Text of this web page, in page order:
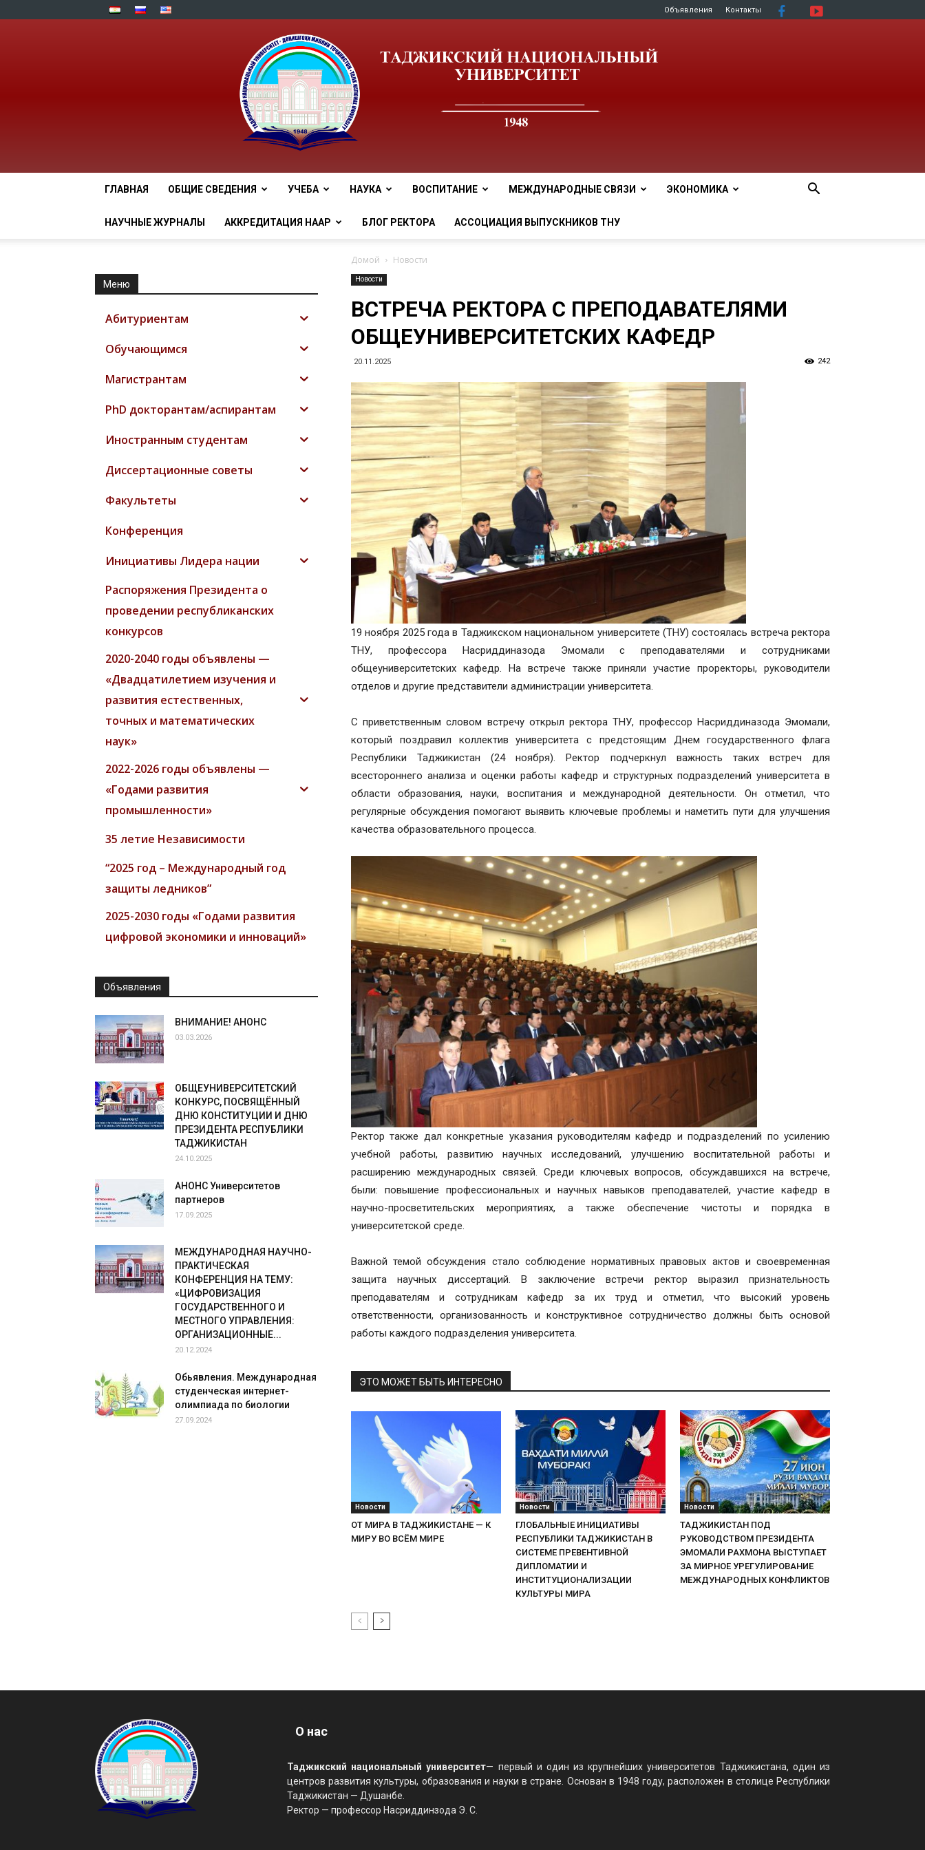
Объявления Контакты
tnu
ГЛАВНАЯ ОБЩИЕ СВЕДЕНИЯ УЧЕБА НАУКА ВОСПИТАНИЕ МЕЖДУНАРОДНЫЕ СВЯЗИ ЭКОНОМИКА
НАУЧНЫЕ ЖУРНАЛЫ АККРЕДИТАЦИЯ НААР БЛОГ РЕКТОРА АССОЦИАЦИЯ ВЫПУСКНИКОВ ТНУ
Домой Новости
Новости
ВСТРЕЧА РЕКТОРА С ПРЕПОДАВАТЕЛЯМИ
ОБЩЕУНИВЕРСИТЕТСКИХ КАФЕДР
20.11.2025 242
19 ноября 2025 года в Таджикском национальном университете (ТНУ) состоялась встреча ректора
ТНУ, профессора Насриддиназода Эмомали с преподавателями и сотрудниками
общеуниверситетских кафедр. На встрече также приняли участие проректоры, руководители
отделов и другие представители администрации университета.
С приветственным словом встречу открыл ректора ТНУ, профессор Насриддиназода Эмомали,
который поздравил коллектив университета с предстоящим Днем государственного флага
Республики Таджикистан (24 ноября). Ректор подчеркнул важность таких встреч для
всестороннего анализа и оценки работы кафедр и структурных подразделений университета в
области образования, науки, воспитания и международной деятельности. Он отметил, что
регулярные обсуждения помогают выявить ключевые проблемы и наметить пути для улучшения
качества образовательного процесса.
Ректор также дал конкретные указания руководителям кафедр и подразделений по усилению
учебной работы, развитию научных исследований, улучшению воспитательной работы и
расширению международных связей. Среди ключевых вопросов, обсуждавшихся на встрече,
были: повышение профессиональных и научных навыков преподавателей, участие кафедр в
научно-просветительских мероприятиях, а также обеспечение чистоты и порядка в
университетской среде.
Важной темой обсуждения стало соблюдение нормативных правовых актов и своевременная
защита научных диссертаций. В заключение встречи ректор выразил признательность
преподавателям и сотрудникам кафедр за их труд и отметил, что высокий уровень
ответственности, организованность и конструктивное сотрудничество должны быть основой
работы каждого подразделения университета.
ЭТО МОЖЕТ БЫТЬ ИНТЕРЕСНО
Новости
ОТ МИРА В ТАДЖИКИСТАНЕ — К
МИРУ ВО ВСЁМ МИРЕ
Новости
ГЛОБАЛЬНЫЕ ИНИЦИАТИВЫ
РЕСПУБЛИКИ ТАДЖИКИСТАН В
СИСТЕМЕ ПРЕВЕНТИВНОЙ
ДИПЛОМАТИИ И
ИНСТИТУЦИОНАЛИЗАЦИИ
КУЛЬТУРЫ МИРА
Новости
ТАДЖИКИСТАН ПОД
РУКОВОДСТВОМ ПРЕЗИДЕНТА
ЭМОМАЛИ РАХМОНА ВЫСТУПАЕТ
ЗА МИРНОЕ УРЕГУЛИРОВАНИЕ
МЕЖДУНАРОДНЫХ КОНФЛИКТОВ
Меню
Абитуриентам
Обучающимся
Магистрантам
PhD докторантам/аспирантам
Иностранным студентам
Диссертационные советы
Факультеты
Конференция
Инициативы Лидера нации
Распоряжения Президента о
проведении республиканских
конкурсов
2020-2040 годы объявлены —
«Двадцатилетием изучения и
развития естественных,
точных и математических
наук»
2022-2026 годы объявлены —
«Годами развития
промышленности»
35 летие Независимости
“2025 год – Международный год
защиты ледников”
2025-2030 годы «Годами развития
цифровой экономики и инноваций»
Объявления
ВНИМАНИЕ! АНОНС
03.03.2026
ОБЩЕУНИВЕРСИТЕТСКИЙ
КОНКУРС, ПОСВЯЩЁННЫЙ
ДНЮ КОНСТИТУЦИИ И ДНЮ
ПРЕЗИДЕНТА РЕСПУБЛИКИ
ТАДЖИКИСТАН
24.10.2025
АНОНС Университетов
партнеров
17.09.2025
МЕЖДУНАРОДНАЯ НАУЧНО-
ПРАКТИЧЕСКАЯ
КОНФЕРЕНЦИЯ НА ТЕМУ:
«ЦИФРОВИЗАЦИЯ
ГОСУДАРСТВЕННОГО И
МЕСТНОГО УПРАВЛЕНИЯ:
ОРГАНИЗАЦИОННЫЕ...
20.12.2024
Обьявления. Международная
студенческая интернет-
олимпиада по биологии
27.09.2024
О нас
Таджикский национальный университет— первый и один из крупнейших университетов Таджикистана, один из
центров развития культуры, образования и науки в стране. Основан в 1948 году, расположен в столице Республики
Таджикистан — Душанбе.
Ректор — профессор Насриддинзода Э. С.